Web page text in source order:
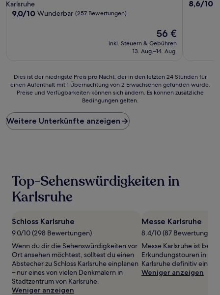
Karlsruhe
9.0
9,0/10 Wunderbar (257 Bewertungen)
Der
Preis
beträgt
56 €
inkl. Steuern & Gebühren
13. Aug.–14. Aug.
8.6
8,6/10
Dies
ist
Preis
pro
Nacht,
24 Stunden
einen
Aufenthalt
1 Übernachtung
2 Erwachsenen
gefunden
wurde.
Preise
und
Verfügbarkeiten
können
Dies ist der niedrigste Preis pro Nacht, der in den letzten 24 Stunden für
einen Aufenthalt mit 1 Übernachtung von 2 Erwachsenen gefunden wurde.
Preise und Verfügbarkeiten können sich ändern. Es können zusätzliche
Bedingungen gelten.
Weitere Unterkünfte anzeigen
Top-Sehenswürdigkeiten in
Karlsruhe
Schloss Karlsruhe
9.0/10 (298 Bewertungen)
Wenn du dir die Sehenswürdigkeiten vor
Ort ansehen möchtest, solltest du einen
Abstecher zu Schloss Karlsruhe einplanen
– nur eines von vielen Denkmälern in
Stadtzentrum von Karlsruhe.
Weniger anzeigen
Messe Karlsruhe
8.4/10 (87 Bewertungen)
Messe Karlsruhe ist bei
Erkundungstouren in
Karlsruhe definitiv einen
Weniger anzeigen